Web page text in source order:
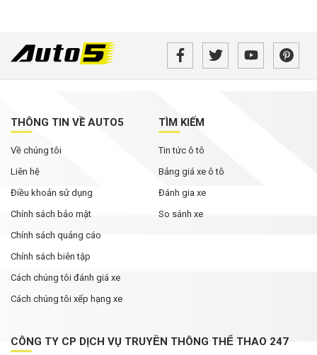
THÔNG TIN VỀ AUTO5
Về chúng tôi
Liên hệ
Điều khoản sử dụng
Chính sách bảo mật
Chính sách quảng cáo
Chính sách biên tập
Cách chúng tôi đánh giá xe
Cách chúng tôi xếp hạng xe
TÌM KIẾM
Tin tức ô tô
Bảng giá xe ô tô
Đánh gia xe
So sánh xe
CÔNG TY CP DỊCH VỤ TRUYỀN THÔNG THỂ THAO 247